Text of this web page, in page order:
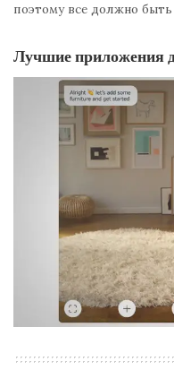
поэтому все должно быть
Лучшие приложения